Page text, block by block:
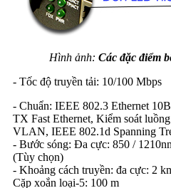
Hình ảnh: Các đặc điểm
- Tốc độ truyền tải: 10/100 Mbps
- Chuẩn: IEEE 802.3 Ethernet
TX Fast Ethernet, Kiểm soát
VLAN, IEEE 802.1d Spanning
- Bước sóng: Đa cực: 850 /
(Tùy chọn)
- Khoảng cách truyền: đa cực: 2
Cặp xoắn loại-5: 100 m